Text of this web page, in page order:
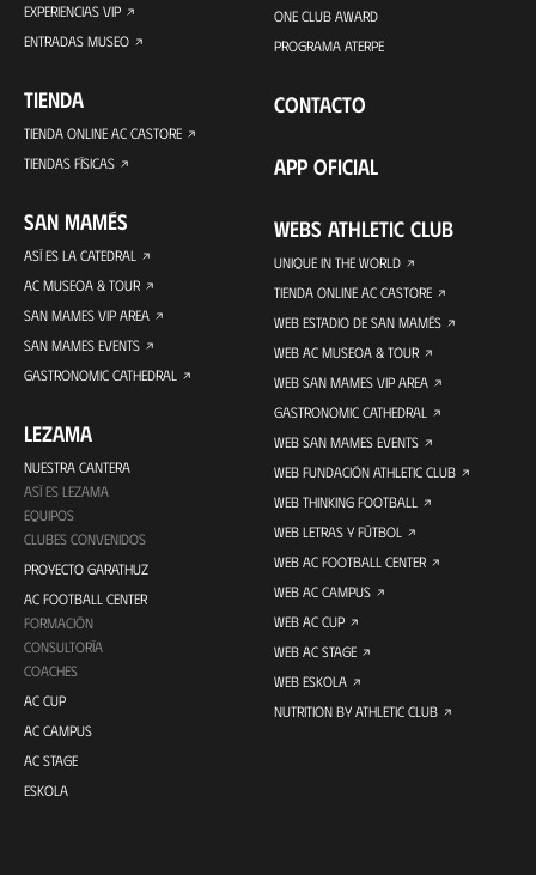
EXPERIENCIAS VIP
ENTRADAS MUSEO
TIENDA
TIENDA ONLINE AC CASTORE
TIENDAS FÍSICAS
SAN MAMÉS
ASÍ ES LA CATEDRAL
AC MUSEOA & TOUR
SAN MAMES VIP AREA
SAN MAMES EVENTS
GASTRONOMIC CATHEDRAL
LEZAMA
NUESTRA CANTERA
ASÍ ES LEZAMA
EQUIPOS
CLUBES CONVENIDOS
PROYECTO GARATHUZ
AC FOOTBALL CENTER
FORMACIÓN
CONSULTORÍA
COACHES
AC CUP
AC CAMPUS
AC STAGE
ESKOLA
ONE CLUB AWARD
PROGRAMA ATERPE
CONTACTO
APP OFICIAL
WEBS ATHLETIC CLUB
UNIQUE IN THE WORLD
TIENDA ONLINE AC CASTORE
WEB ESTADIO DE SAN MAMÉS
WEB AC MUSEOA & TOUR
WEB SAN MAMES VIP AREA
GASTRONOMIC CATHEDRAL
WEB SAN MAMES EVENTS
WEB FUNDACIÓN ATHLETIC CLUB
WEB THINKING FOOTBALL
WEB LETRAS Y FÚTBOL
WEB AC FOOTBALL CENTER
WEB AC CAMPUS
WEB AC CUP
WEB AC STAGE
WEB ESKOLA
NUTRITION BY ATHLETIC CLUB